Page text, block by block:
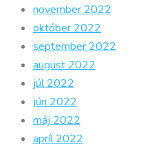
november 2022
október 2022
september 2022
august 2022
júl 2022
jún 2022
máj 2022
apríl 2022